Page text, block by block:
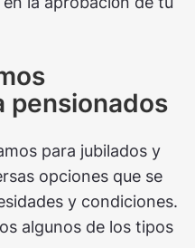
pensionados
para jubilados y
opciones que se
y condiciones.
algunos de los tipos